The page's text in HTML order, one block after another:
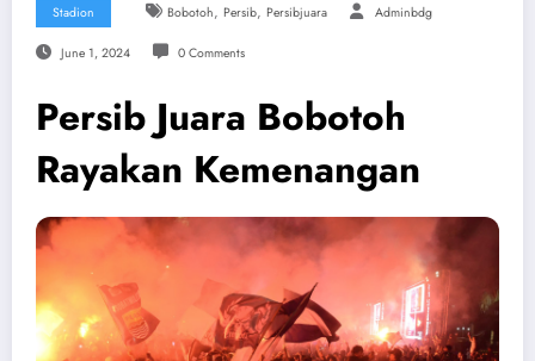
Stadion Bobotoh, Persib, Persibjuara Adminbdg
June 1, 2024 0 Comments
Persib Juara Bobotoh
Rayakan Kemenangan